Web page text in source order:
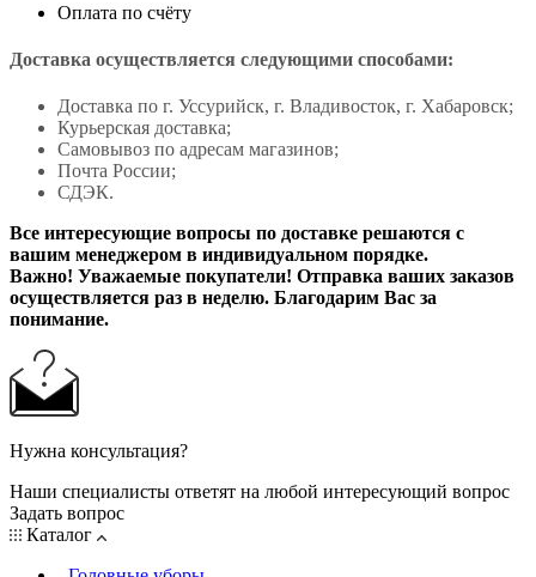
Оплата по счёту
Доставка осуществляется следующими способами:
Доставка по г. Уссурийск, г. Владивосток, г. Хабаровск;
Курьерская доставка;
Самовывоз по адресам магазинов;
Почта России;
СДЭК.
Все интересующие вопросы по доставке решаются с
вашим менеджером в индивидуальном порядке.
Важно! Уважаемые покупатели! Отправка ваших заказов
осуществляется раз в неделю. Благодарим Вас за
понимание.
Нужна консультация?
Наши специалисты ответят на любой интересующий вопрос
Задать вопрос
Каталог